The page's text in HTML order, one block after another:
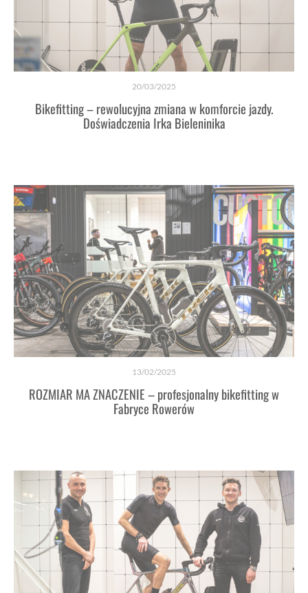
20/03/2025
Bikefitting – rewolucyjna zmiana w komforcie jazdy.
Doświadczenia Irka Bieleninika
13/02/2025
ROZMIAR MA ZNACZENIE – profesjonalny bikefitting w
Fabryce Rowerów